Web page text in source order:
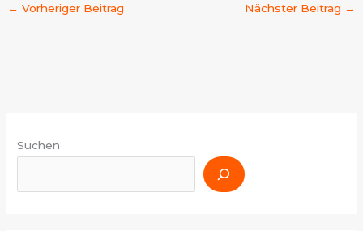
← Vorheriger Beitrag Nächster Beitrag →
Suchen